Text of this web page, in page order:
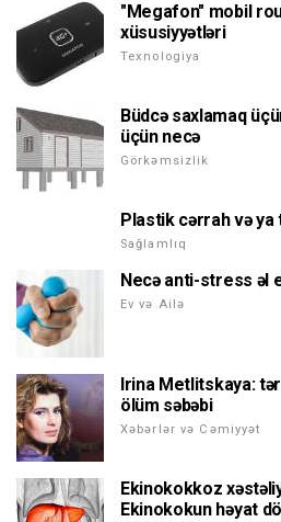
"Megafon" mobil
xüsusiyyətləri
Texnologiya
Büdcə saxlamaq
üçün necə
Görkəmsizlik
Plastik cərrah və
Sağlamlıq
Necə anti-stress əl
Ev və Ailə
Irina Metlitskaya:
ölüm səbəbi
Xəbərlər və Cəmiyyət
Ekinokokkoz
Ekinokokun həyat